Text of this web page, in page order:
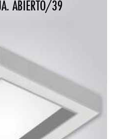
ABIERTO/39